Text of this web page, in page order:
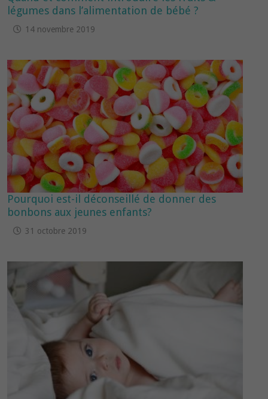
légumes dans l’alimentation de bébé ?
14 novembre 2019
Pourquoi est-il déconseillé de donner des
bonbons aux jeunes enfants?
31 octobre 2019